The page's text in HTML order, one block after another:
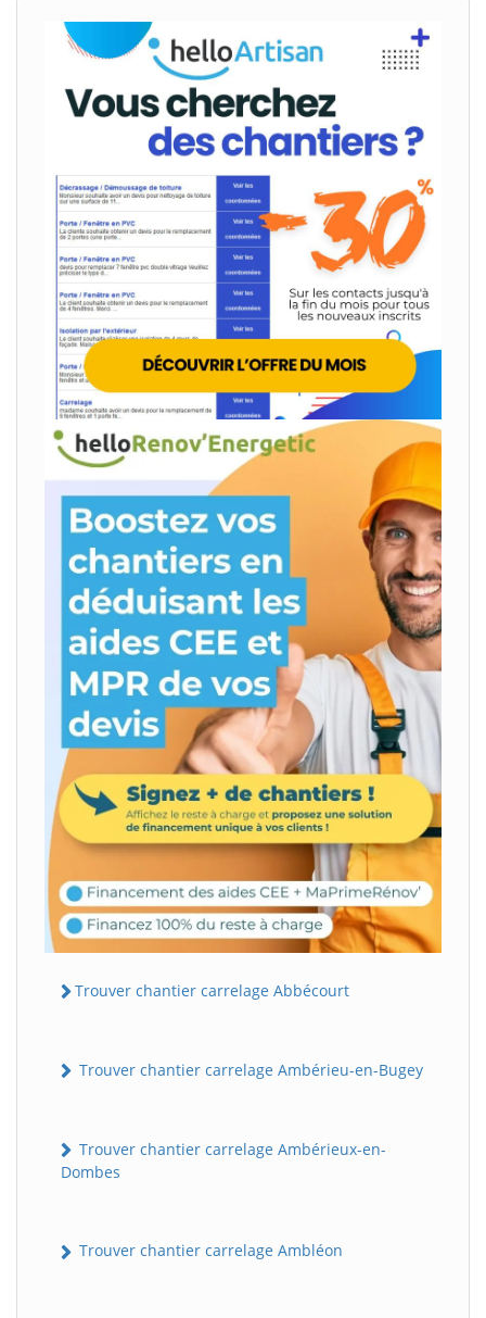
Trouver chantier carrelage Abbécourt
Trouver chantier carrelage Ambérieu-en-Bugey
Trouver chantier carrelage Ambérieux-en-
Dombes
Trouver chantier carrelage Ambléon